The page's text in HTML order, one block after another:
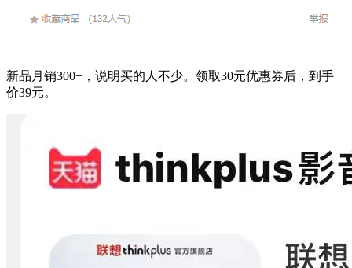
新品月销300+，说明买的人不少。领取30元优惠券后，到手
价39元。